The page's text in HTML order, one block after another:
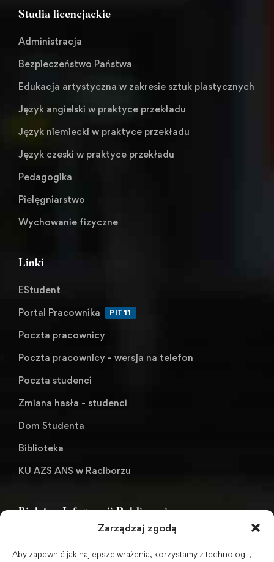
Zarządzaj zgodą
Aby zapewnić jak najlepsze wrażenia, korzystamy z technologii,
Studia licencjackie
Administracja
Bezpieczeństwo Państwa
Edukacja artystyczna w zakresie sztuk plastycznych
Język angielski w praktyce przekładu
Język niemiecki w praktyce przekładu
Język czeski w praktyce przekładu
Pedagogika
Pielęgniarstwo
Wychowanie fizyczne
Linki
EStudent
Portal Pracownika
PIT11
Poczta pracownicy
Poczta pracownicy - wersja na telefon
Poczta studenci
Zmiana hasła - studenci
Dom Studenta
Biblioteka
KU AZS ANS w Raciborzu
Biuletyn Informacji Publicznej